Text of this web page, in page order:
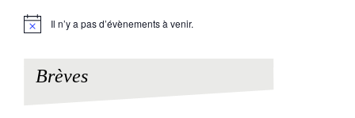
N
Il n’y a pas d’évènements à venir.
Brèves